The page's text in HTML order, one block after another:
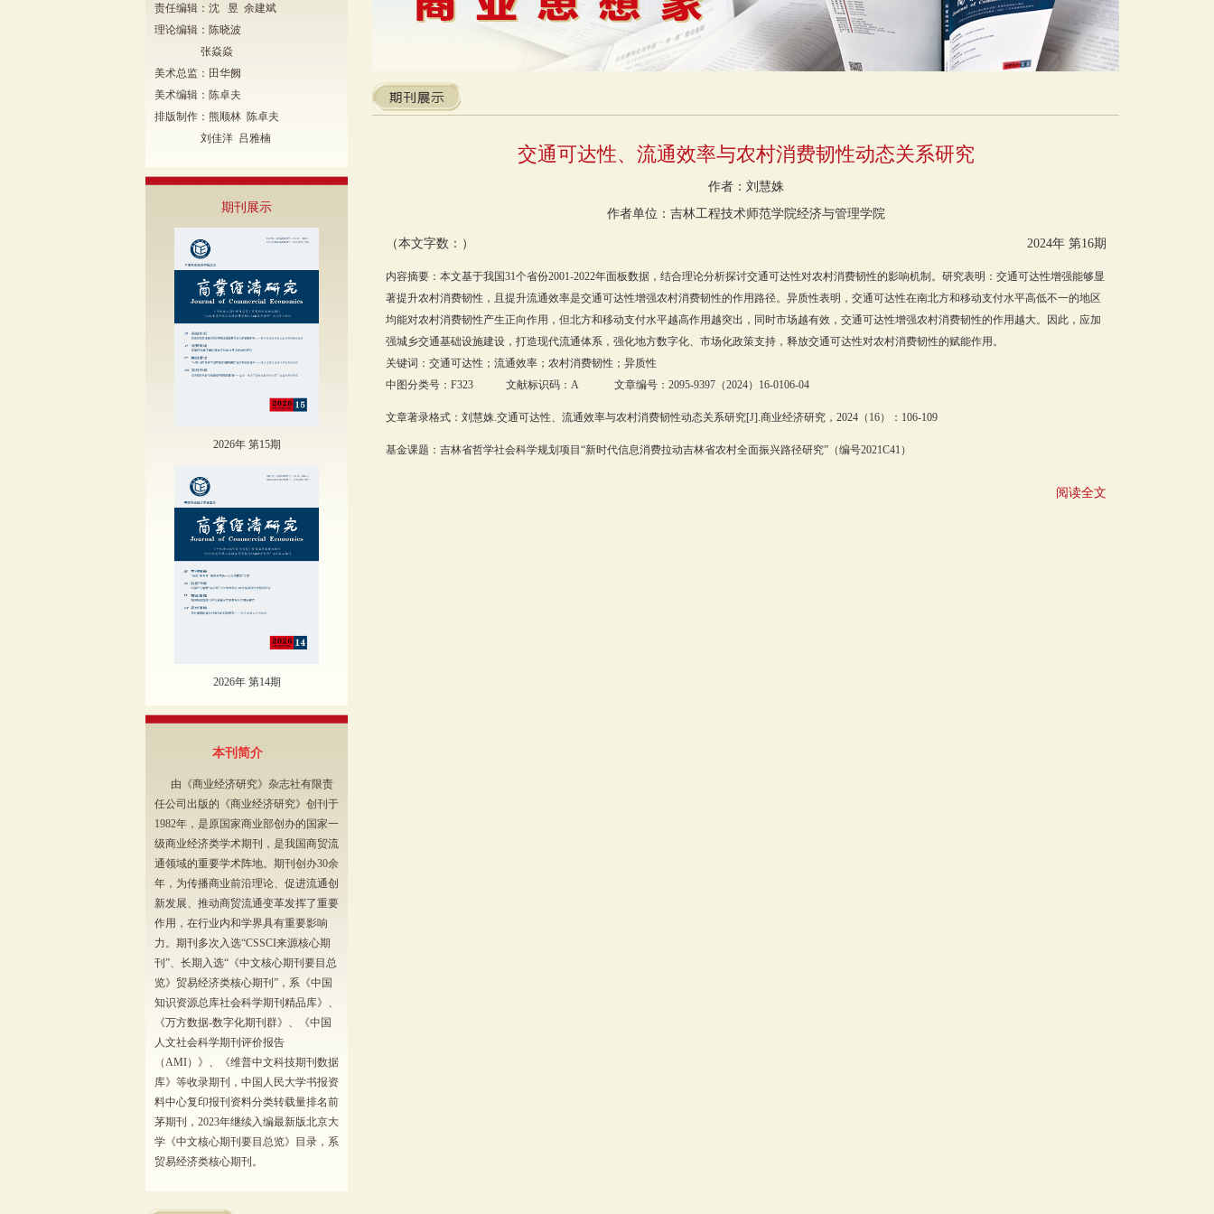
责任编辑：沈 昱 余建斌
理论编辑：陈晓波
张焱焱
美术总监：田华阙
美术编辑：陈卓夫
排版制作：熊顺林 陈卓夫
刘佳洋 吕雅楠
期刊展示
2026年 第15期
2026年 第14期
本刊简介
由《商业经济研究》杂志社有限责
任公司出版的《商业经济研究》创刊于
1982年，是原国家商业部创办的国家一
级商业经济类学术期刊，是我国商贸流
通领域的重要学术阵地。期刊创办30余
年，为传播商业前沿理论、促进流通创
新发展、推动商贸流通变革发挥了重要
作用，在行业内和学界具有重要影响
力。期刊多次入选“CSSCI来源核心期
刊”、长期入选“《中文核心期刊要目总
览》贸易经济类核心期刊”，系《中国
知识资源总库社会科学期刊精品库》、
《万方数据-数字化期刊群》、《中国
人文社会科学期刊评价报告
（AMI）》、《维普中文科技期刊数据
库》等收录期刊，中国人民大学书报资
料中心复印报刊资料分类转载量排名前
茅期刊，2023年继续入编最新版北京大
学《中文核心期刊要目总览》目录，系
贸易经济类核心期刊。
交通可达性、流通效率与农村消费韧性动态关系研究
作者：刘慧姝
作者单位：吉林工程技术师范学院经济与管理学院
（本文字数：） 2024年 第16期
内容摘要：本文基于我国31个省份2001-2022年面板数据，结合理论分析探讨交通可达性对农村消费韧性的影响机制。研究表明：交通可达性增强能够显
著提升农村消费韧性，且提升流通效率是交通可达性增强农村消费韧性的作用路径。异质性表明，交通可达性在南北方和移动支付水平高低不一的地区
均能对农村消费韧性产生正向作用，但北方和移动支付水平越高作用越突出，同时市场越有效，交通可达性增强农村消费韧性的作用越大。因此，应加
强城乡交通基础设施建设，打造现代流通体系，强化地方数字化、市场化政策支持，释放交通可达性对农村消费韧性的赋能作用。
关键词：交通可达性；流通效率；农村消费韧性；异质性
中图分类号：F323 文献标识码：A 文章编号：2095-9397（2024）16-0106-04
文章著录格式：刘慧姝.交通可达性、流通效率与农村消费韧性动态关系研究[J].商业经济研究，2024（16）：106-109
基金课题：吉林省哲学社会科学规划项目“新时代信息消费拉动吉林省农村全面振兴路径研究”（编号2021C41）
阅读全文